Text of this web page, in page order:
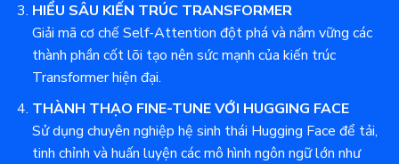
HIỂU SÂU KIẾN TRÚC TRANSFORMER
Giải mã cơ chế Self-Attention đột phá và nắm vững các
thành phần cốt lõi tạo nên sức mạnh của kiến trúc
Transformer hiện đại.
THÀNH THẠO FINE-TUNE VỚI HUGGING FACE
Sử dụng chuyên nghiệp hệ sinh thái Hugging Face để tải,
tinh chỉnh và huấn luyện các mô hình ngôn ngữ lớn như